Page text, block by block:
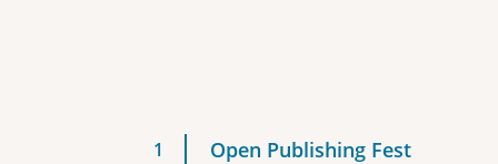
Open Publishing Fest